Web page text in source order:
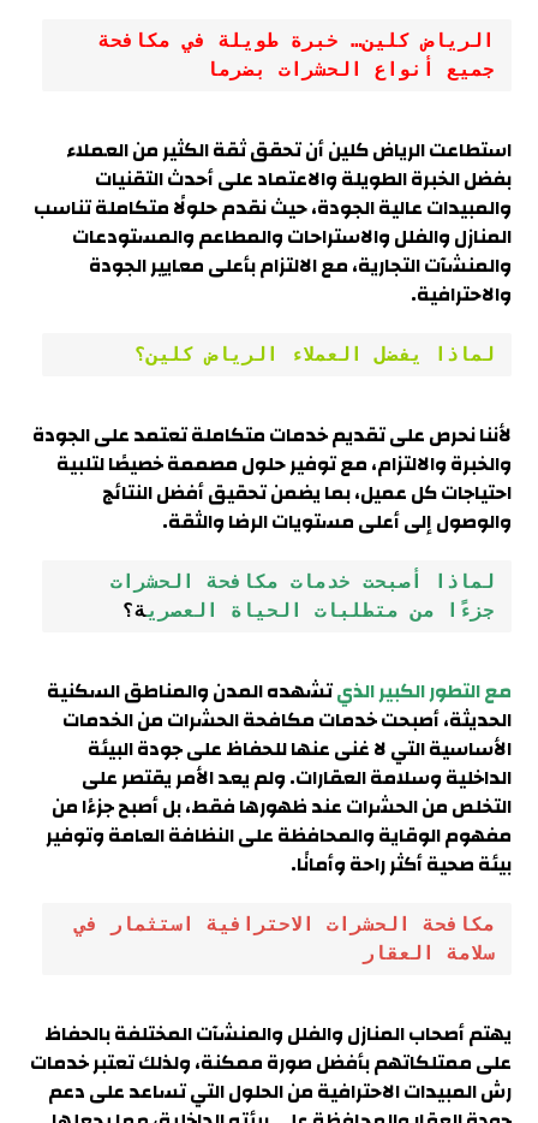
جميع أنواع الحشرات بضرما
استطاعت الرياض كلين أن تحقق ثقة الكثير من العملاء
بفضل الخبرة الطويلة والاعتماد على أحدث التقنيات
والمبيدات عالية الجودة، حيث نقدم حلولًا متكاملة تناسب
المنازل والفلل والاستراحات والمطاعم والمستودعات
والمنشآت التجارية، مع الالتزام بأعلى معايير الجودة
والاحترافية.
لماذا يفضل العملاء الرياض كلين؟
لأننا نحرص على تقديم خدمات متكاملة تعتمد على الجودة
والخبرة والالتزام، مع توفير حلول مصممة خصيصًا لتلبية
احتياجات كل عميل، بما يضمن تحقيق أفضل النتائج
والوصول إلى أعلى مستويات الرضا والثقة.
جزءًا من متطلبات الحياة العصرية؟
مع التطور الكبير الذيتشهده المدن والمناطق السكنية
الحديثة، أصبحت خدمات مكافحة الحشرات من الخدمات
الأساسية التي لا غنى عنها للحفاظ على جودة البيئة
الداخلية وسلامة العقارات. ولم يعد الأمر يقتصر على
التخلص من الحشرات عند ظهورها فقط، بل أصبح جزءًا من
مفهوم الوقاية والمحافظة على النظافة العامة وتوفير
بيئة صحية أكثر راحة وأمانًا.
مكافحة الحشرات الاحترافية استثمار في
سلامة العقار
يهتم أصحاب المنازل والفلل والمنشآت المختلفة بالحفاظ
على ممتلكاتهم بأفضل صورة ممكنة، ولذلك تعتبر خدمات
رش المبيدات الاحترافية من الحلول التي تساعد على دعم